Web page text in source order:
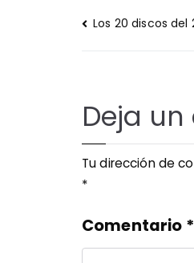
Navegación
Los 20 discos del
Deja
Tu dirección de
*
Comentario *